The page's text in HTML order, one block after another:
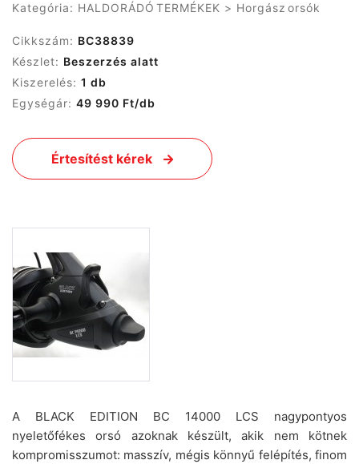
Kategória: HALDORÁDÓ TERMÉKEK > Horgász orsók
Cikkszám: BC38839
Készlet: Beszerzés alatt
Kiszerelés: 1 db
Egységár: 49 990 Ft/db
Értesítést kérek
A BLACK EDITION BC 14000 LCS nagypontyos
nyeletőfékes orsó azoknak készült, akik nem kötnek
kompromisszumot: masszív, mégis könnyű felépítés, finom